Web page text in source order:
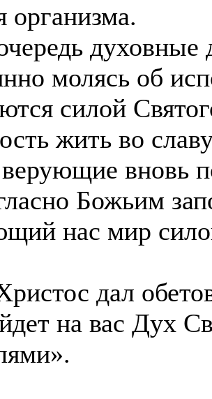
организма.
духовные
молясь об
силой
жить во
вновь
Божьим
нас мир
дал
на вас Дух